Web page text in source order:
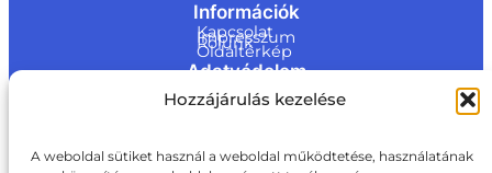
Hozzájárulás kezelése
A weboldal sütiket használ a weboldal működtetése, használatának
Információk
Kapcsolat
Impresszum
Rólunk
Oldaltérkép
Adatvédelem
Jogi nyilatkozat
Adatvédelmi nyilatkozat
Akadálymentesítési nyilatkozat